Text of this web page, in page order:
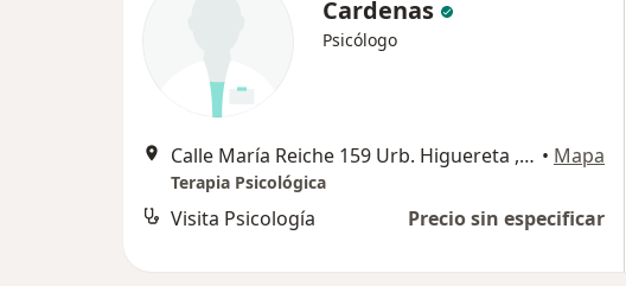
Cardenas
Psicólogo
Calle María Reiche 159 Urb. Higuereta , Surco • Mapa
Terapia Psicológica
Visita Psicología Precio sin especificar